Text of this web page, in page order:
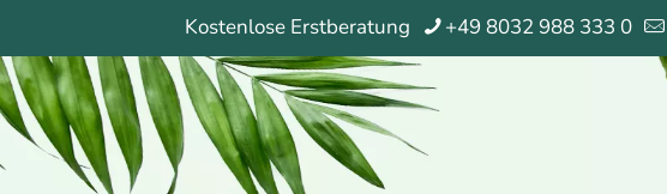
Kostenlose Erstberatung +49 8032 988 333 0